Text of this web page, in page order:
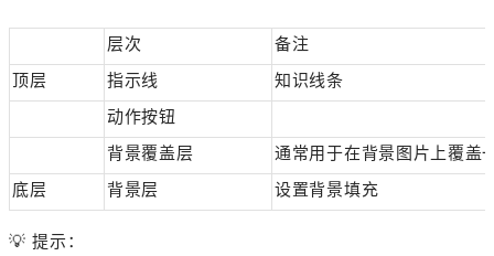
层次
备注
顶层
指示线
知识线条
动作按钮
背景覆盖层
通常用于在背景图片上覆盖
底层
背景层 设置背景填充
💡 提示：